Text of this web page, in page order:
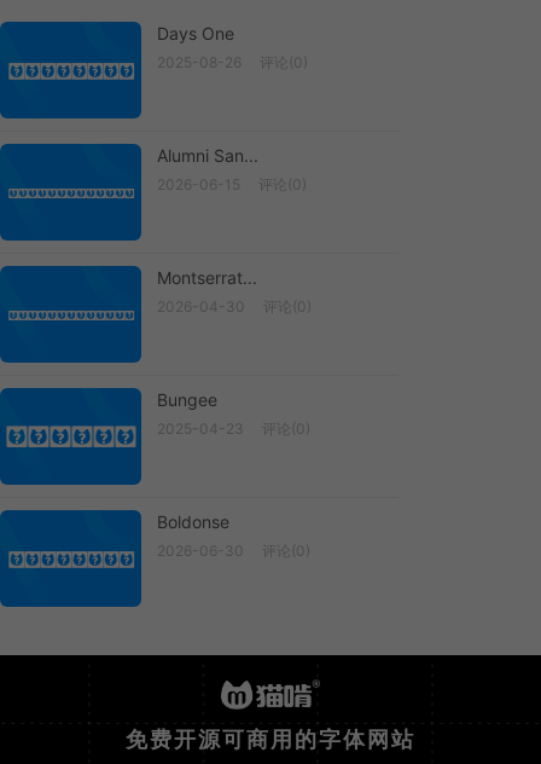
Days One
Days One
2025-08-26 评论(0)
Alumni San...
Alumni San...
2026-06-15 评论(0)
Montserrat...
Montserrat...
2026-04-30 评论(0)
Bungee
Bungee
2025-04-23 评论(0)
Boldonse
Boldonse
2026-06-30 评论(0)
免费开源可商用的字体网站